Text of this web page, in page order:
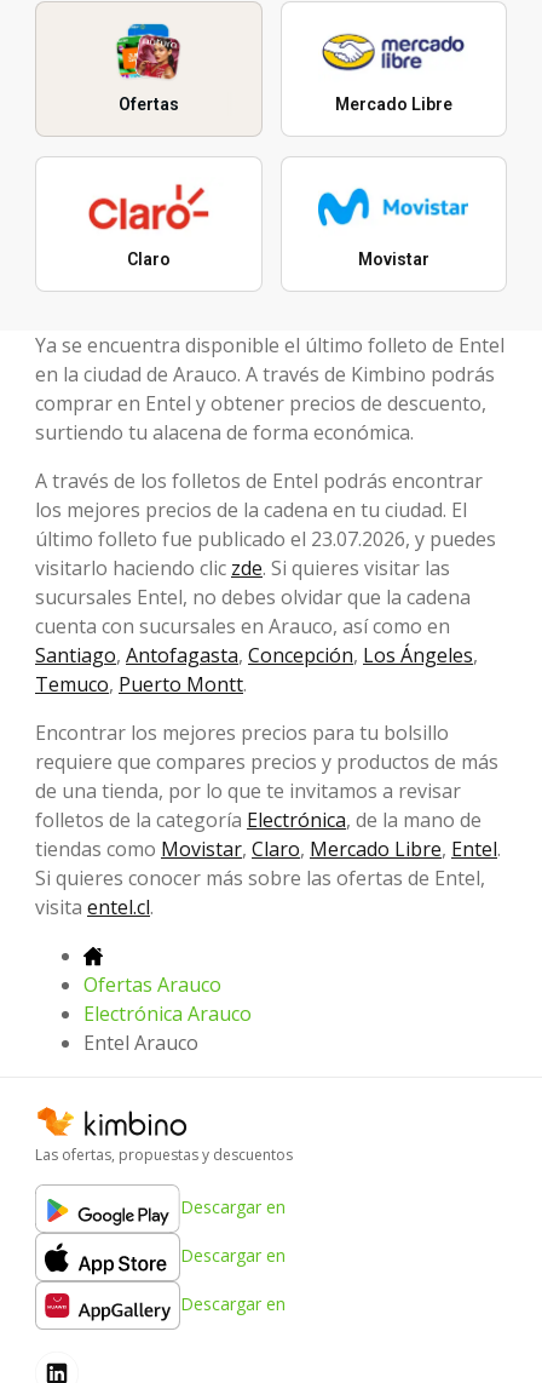
Ofertas Mercado Libre
Claro Movistar
Ya se encuentra disponible el último folleto de Entel
en la ciudad de Arauco. A través de Kimbino podrás
comprar en Entel y obtener precios de descuento,
surtiendo tu alacena de forma económica.
A través de los folletos de Entel podrás encontrar
los mejores precios de la cadena en tu ciudad. El
último folleto fue publicado el 23.07.2026, y puedes
visitarlo haciendo clic zde. Si quieres visitar las
sucursales Entel, no debes olvidar que la cadena
cuenta con sucursales en Arauco, así como en
Santiago, Antofagasta, Concepción, Los Ángeles,
Temuco, Puerto Montt.
Encontrar los mejores precios para tu bolsillo
requiere que compares precios y productos de más
de una tienda, por lo que te invitamos a revisar
folletos de la categoría Electrónica, de la mano de
tiendas como Movistar, Claro, Mercado Libre, Entel.
Si quieres conocer más sobre las ofertas de Entel,
visita entel.cl.
Ofertas Arauco
Electrónica Arauco
Entel Arauco
Las ofertas, propuestas y descuentos
Descargar en
Descargar en
Descargar en